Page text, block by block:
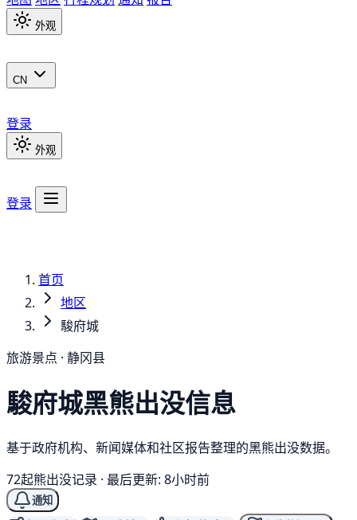
外观
CN
登录
外观
登录
首页
地区
駿府城
旅游景点 · 静冈县
駿府城黑熊出没信息
基于政府机构、新闻媒体和社区报告整理的黑熊出没数据。
72起熊出没记录 · 最后更新: 8小时前
通知